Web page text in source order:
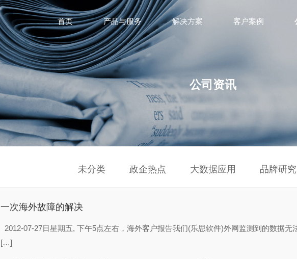
首页 产品与服务 解决方案 客户案例
公司资讯
未分类 政企热点 大数据应用 品牌研究
一次海外故障的解决
2012-07-27日星期五, 下午5点左右，海外客户报告我们(乐思软件)外网监测到的数据无
[…]